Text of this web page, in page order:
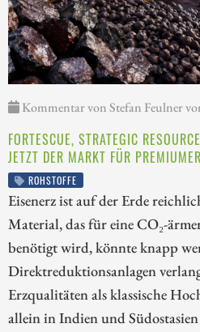
Kommentar von Stefan Feulner
FORTESCUE, STRATEGIC
JETZT DER MARKT FÜR
ROHSTOFFE
Eisenerz ist auf der Erde
Material, das für eine CO₂-
benötigt wird, könnte knapp
Direktreduktionsanlagen
Erzqualitäten als klassische
allein in Indien und